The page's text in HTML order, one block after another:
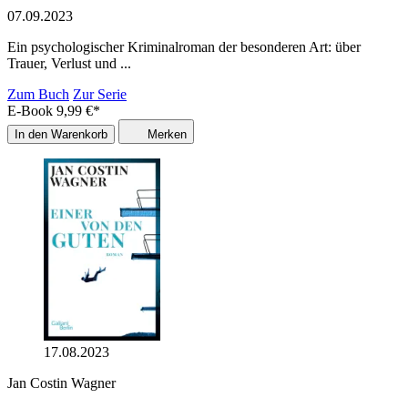
07.09.2023
Ein psychologischer Kriminalroman der besonderen Art: über
Trauer, Verlust und ...
Zum Buch Zur Serie
E-Book 9,99 €*
In den Warenkorb Merken
17.08.2023
Jan Costin Wagner